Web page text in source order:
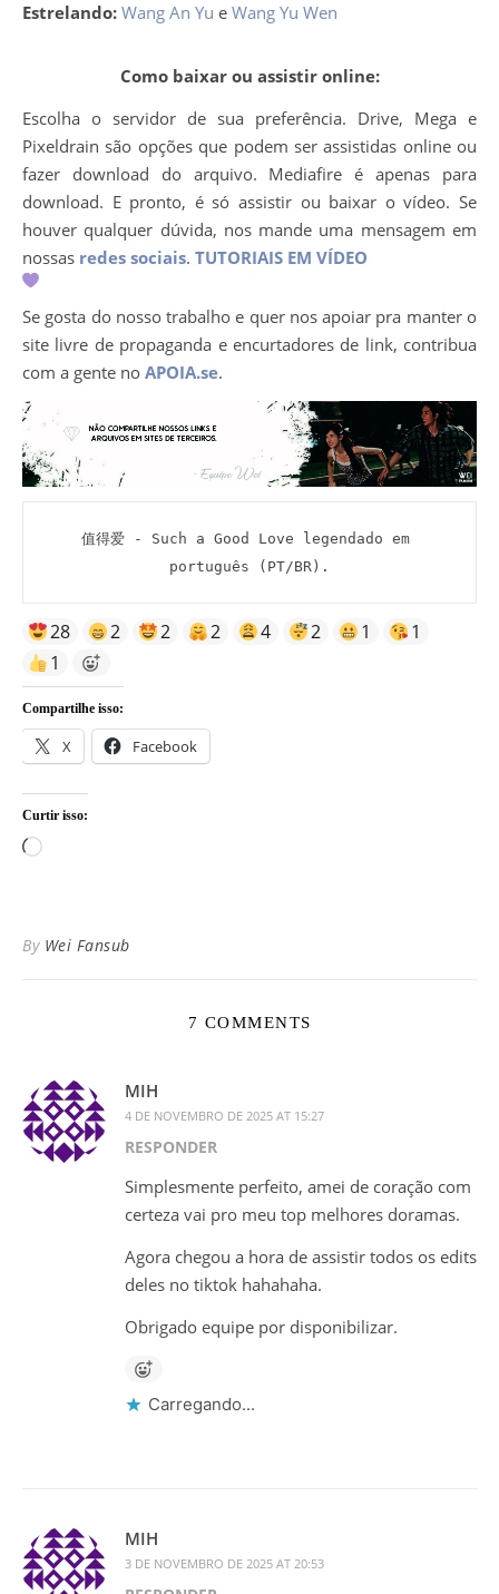
Estrelando: Wang An Yu e Wang Yu Wen
Como baixar ou assistir online:
Escolha o servidor de sua preferência. Drive, Mega e
Pixeldrain são opções que podem ser assistidas online ou
fazer download do arquivo. Mediafire é apenas para
download. E pronto, é só assistir ou baixar o vídeo. Se
houver qualquer dúvida, nos mande uma mensagem em
nossas redes sociais. TUTORIAIS EM VÍDEO
Se gosta do nosso trabalho e quer nos apoiar pra manter o
site livre de propaganda e encurtadores de link, contribua
com a gente no APOIA.se.
值得爱 - Such a Good Love legendado em
português (PT/BR).
28 2 2 2 4 2 1
1
1
Compartilhe isso:
X Facebook
Curtir isso:
Carregando...
By Wei Fansub
7 COMMENTS
MIH
4 DE NOVEMBRO DE 2025 AT 15:27
RESPONDER
Simplesmente perfeito, amei de coração com
certeza vai pro meu top melhores doramas.
Agora chegou a hora de assistir todos os edits
deles no tiktok hahahaha.
Obrigado equipe por disponibilizar.
Carregando...
MIH
3 DE NOVEMBRO DE 2025 AT 20:53